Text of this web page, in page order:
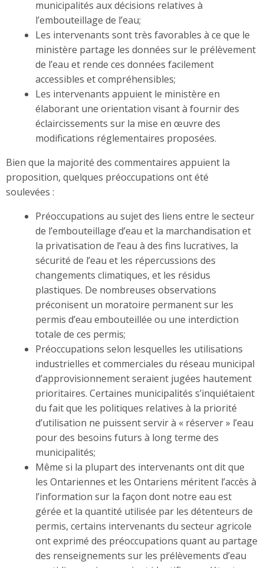
municipalités aux décisions relatives à
l’embouteillage de l’eau;
Les intervenants sont très favorables à ce que le
ministère partage les données sur le prélèvement
de l’eau et rende ces données facilement
accessibles et compréhensibles;
Les intervenants appuient le ministère en
élaborant une orientation visant à fournir des
éclaircissements sur la mise en œuvre des
modifications réglementaires proposées.
Bien que la majorité des commentaires appuient la
proposition, quelques préoccupations ont été
soulevées :
Préoccupations au sujet des liens entre le secteur
de l’embouteillage d’eau et la marchandisation et
la privatisation de l’eau à des fins lucratives, la
sécurité de l’eau et les répercussions des
changements climatiques, et les résidus
plastiques. De nombreuses observations
préconisent un moratoire permanent sur les
permis d’eau embouteillée ou une interdiction
totale de ces permis;
Préoccupations selon lesquelles les utilisations
industrielles et commerciales du réseau municipal
d’approvisionnement seraient jugées hautement
prioritaires. Certaines municipalités s’inquiétaient
du fait que les politiques relatives à la priorité
d’utilisation ne puissent servir à « réserver » l’eau
pour des besoins futurs à long terme des
municipalités;
Même si la plupart des intervenants ont dit que
les Ontariennes et les Ontariens méritent l’accès à
l’information sur la façon dont notre eau est
gérée et la quantité utilisée par les détenteurs de
permis, certains intervenants du secteur agricole
ont exprimé des préoccupations quant au partage
des renseignements sur les prélèvements d’eau